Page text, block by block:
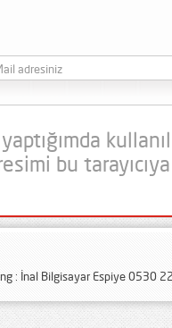
adresiniz
bu
: İnal Bilgisayar Espiye 0530